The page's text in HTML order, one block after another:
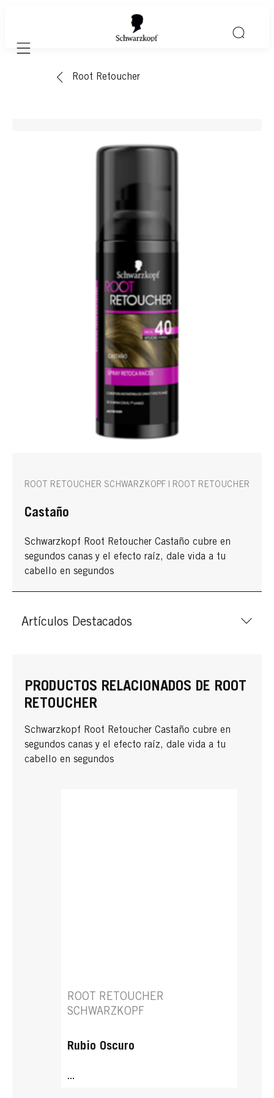
Mobile navigation
Root Retoucher
ROOT RETOUCHER SCHWARZKOPF | ROOT RETOUCHER
Castaño
Schwarzkopf Root Retoucher Castaño cubre en
segundos canas y el efecto raíz, dale vida a tu
cabello en segundos
Artículos Destacados
PRODUCTOS RELACIONADOS DE ROOT
RETOUCHER
Schwarzkopf Root Retoucher Castaño cubre en
segundos canas y el efecto raíz, dale vida a tu
cabello en segundos
ROOT RETOUCHER
SCHWARZKOPF
Rubio Oscuro
...